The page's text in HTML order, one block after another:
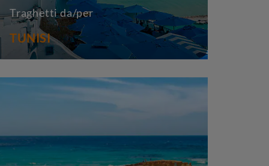
Traghetti da/per
TUNISI